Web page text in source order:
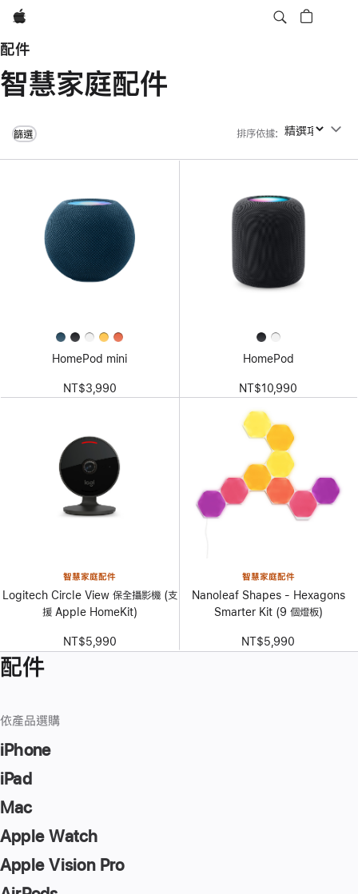
Apple
配件
智慧家庭配件
篩選 排序依據: 排序依據
HomePod mini
NT$3,990
HomePod
NT$10,990
智慧家庭配件
Logitech Circle View 保全攝影機 (支
援 Apple HomeKit)
NT$5,990
智慧家庭配件
Nanoleaf Shapes - Hexagons
Smarter Kit (9 個燈板)
NT$5,990
配件
依產品選購
iPhone
iPad
Mac
Apple Watch
Apple Vision Pro